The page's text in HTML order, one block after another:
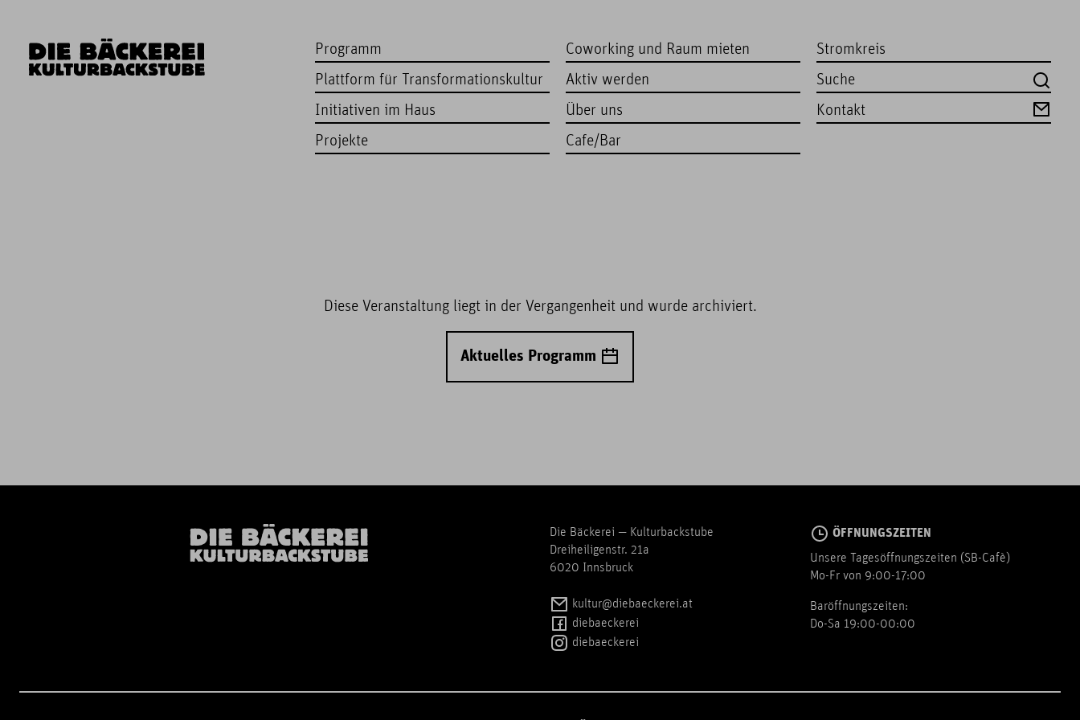
Programm
Plattform für Transformationskultur
Initiativen im Haus
Projekte
Coworking und Raum mieten
Aktiv werden
Über uns
Cafe/Bar
Stromkreis
Kontakt
Diese Veranstaltung liegt in der Vergangenheit und wurde archiviert.
Aktuelles Programm
Die Bäckerei — Kulturbackstube
Dreiheiligenstr. 21a
6020 Innsbruck
kultur@diebaeckerei.at
diebaeckerei
diebaeckerei
ÖFFNUNGSZEITEN
Unsere Tagesöffnungszeiten (SB-Cafè)
Mo-Fr von 9:00-17:00
Baröffnungszeiten:
Do-Sa 19:00-00:00